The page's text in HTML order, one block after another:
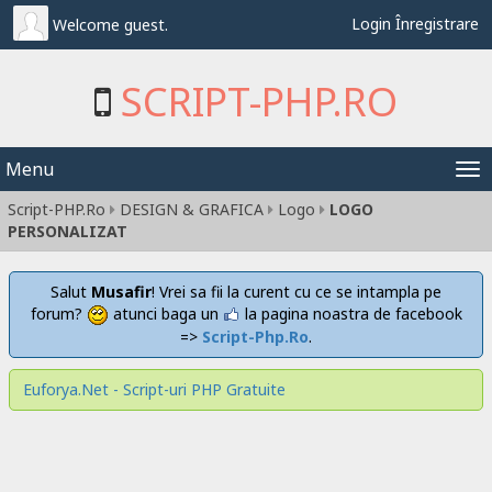
Welcome guest. Login Înregistrare
SCRIPT-PHP.RO
Menu
Script-PHP.Ro DESIGN & GRAFICA Logo
LOGO
PERSONALIZAT
Salut Musafir! Vrei sa fii la curent cu ce se intampla pe
forum?
atunci baga un
la pagina noastra de facebook
=> Script-Php.Ro.
Euforya.Net - Script-uri PHP Gratuite